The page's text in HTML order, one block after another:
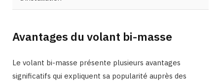
Avantages du volant bi-masse
Le volant bi-masse présente plusieurs avantages
significatifs qui expliquent sa popularité auprès des